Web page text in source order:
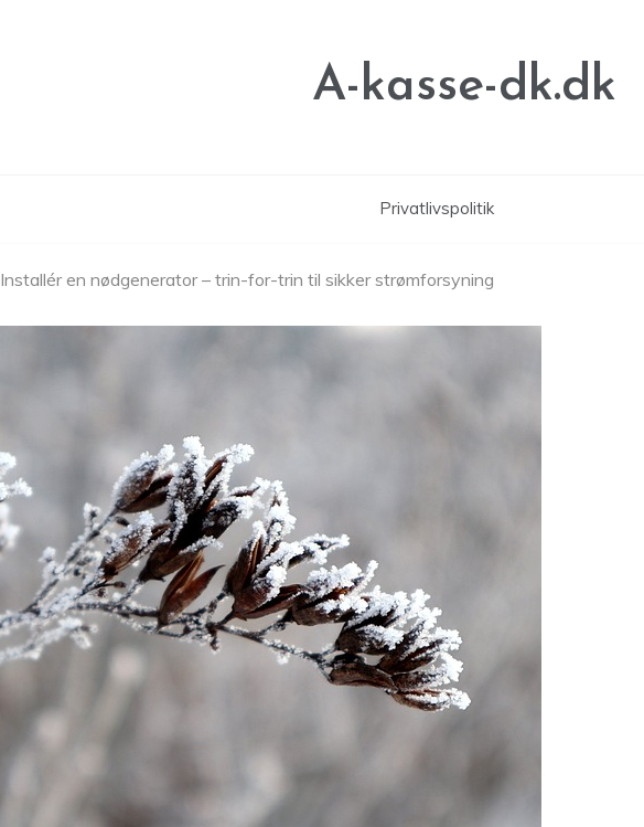
A-kasse-dk.dk
Privatlivspolitik
Installér en nødgenerator – trin-for-trin til sikker strømforsyning